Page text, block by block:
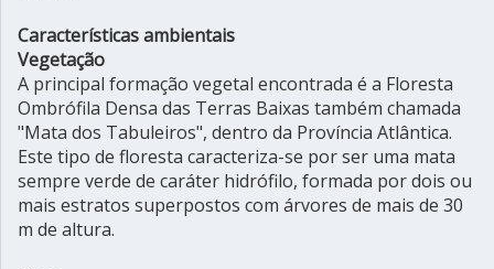
Características ambientais
Vegetação
A principal formação vegetal encontrada é a Floresta
Ombrófila Densa das Terras Baixas também chamada
"Mata dos Tabuleiros", dentro da Província Atlântica.
Este tipo de floresta caracteriza-se por ser uma mata
sempre verde de caráter hidrófilo, formada por dois ou
mais estratos superpostos com árvores de mais de 30
m de altura.